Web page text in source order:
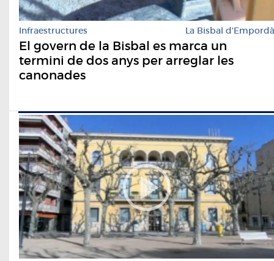
Infraestructures La Bisbal d'Empordà
El govern de la Bisbal es marca un
termini de dos anys per arreglar les
canonades